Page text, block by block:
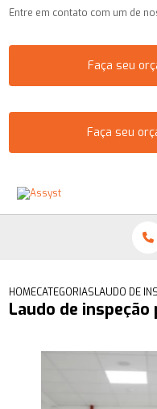
Entre em contato com um de
Faça seu
Faça seu
HOMECATEGORIASLAUDO DE
Laudo de inspeção